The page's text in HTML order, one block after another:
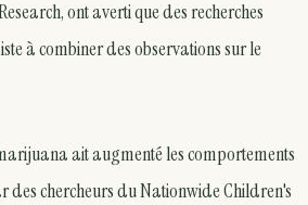
ont averti que des recherches
à combiner des observations sur le
ait augmenté les comportements
des chercheurs du Nationwide Children's